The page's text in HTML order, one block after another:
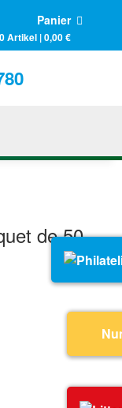
Panier
0 Artikel | 0,00 €
de 50